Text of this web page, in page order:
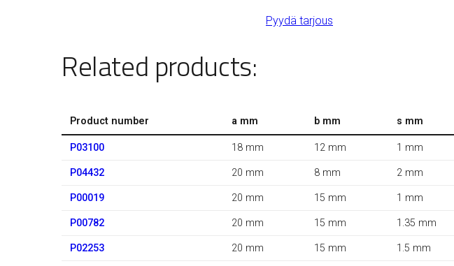
Pyydä tarjous
Related products:
Product number a mm b mm s mm
P03100 18 mm 12 mm 1 mm
P04432 20 mm 8 mm 2 mm
P00019 20 mm 15 mm 1 mm
P00782 20 mm 15 mm 1.35 mm
P02253 20 mm 15 mm 1.5 mm